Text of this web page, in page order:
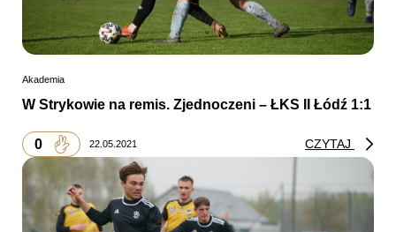
Akademia
W Strykowie na remis. Zjednoczeni – ŁKS II Łódź 1:1
0 22.05.2021 CZYTAJ